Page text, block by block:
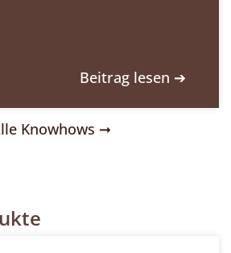
Beitrag lesen ➔
Knowhows ➞